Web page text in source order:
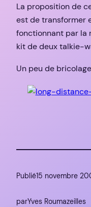
La proposition de
est de transformer
fonctionnant par la
kit de deux talkie-
Un peu de
Publié15 novembre
parYves Roumazeilles